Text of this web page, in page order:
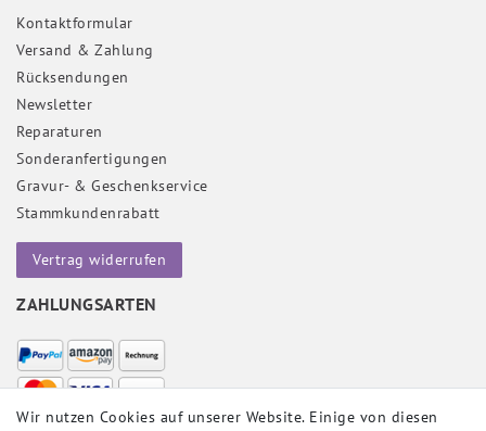
Kontaktformular
Versand & Zahlung
Rücksendungen
Newsletter
Reparaturen
Sonderanfertigungen
Gravur- & Geschenkservice
Stammkundenrabatt
Vertrag widerrufen
ZAHLUNGSARTEN
Wir nutzen Cookies auf unserer Website. Einige von diesen